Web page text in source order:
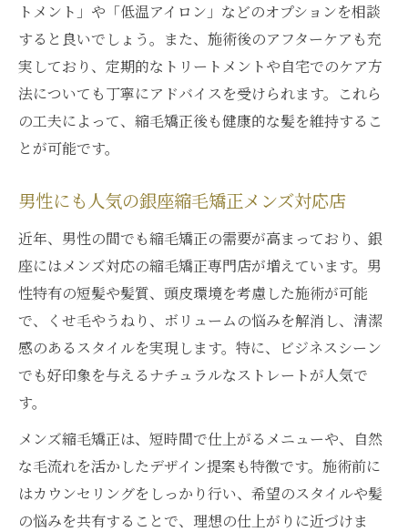
トメント」や「低温アイロン」などのオプションを相談
すると良いでしょう。また、施術後のアフターケアも充
実しており、定期的なトリートメントや自宅でのケア方
法についても丁寧にアドバイスを受けられます。これら
の工夫によって、縮毛矯正後も健康的な髪を維持するこ
とが可能です。
男性にも人気の銀座縮毛矯正メンズ対応店
近年、男性の間でも縮毛矯正の需要が高まっており、銀
座にはメンズ対応の縮毛矯正専門店が増えています。男
性特有の短髪や髪質、頭皮環境を考慮した施術が可能
で、くせ毛やうねり、ボリュームの悩みを解消し、清潔
感のあるスタイルを実現します。特に、ビジネスシーン
でも好印象を与えるナチュラルなストレートが人気で
す。
メンズ縮毛矯正は、短時間で仕上がるメニューや、自然
な毛流れを活かしたデザイン提案も特徴です。施術前に
はカウンセリングをしっかり行い、希望のスタイルや髪
の悩みを共有することで、理想の仕上がりに近づけま